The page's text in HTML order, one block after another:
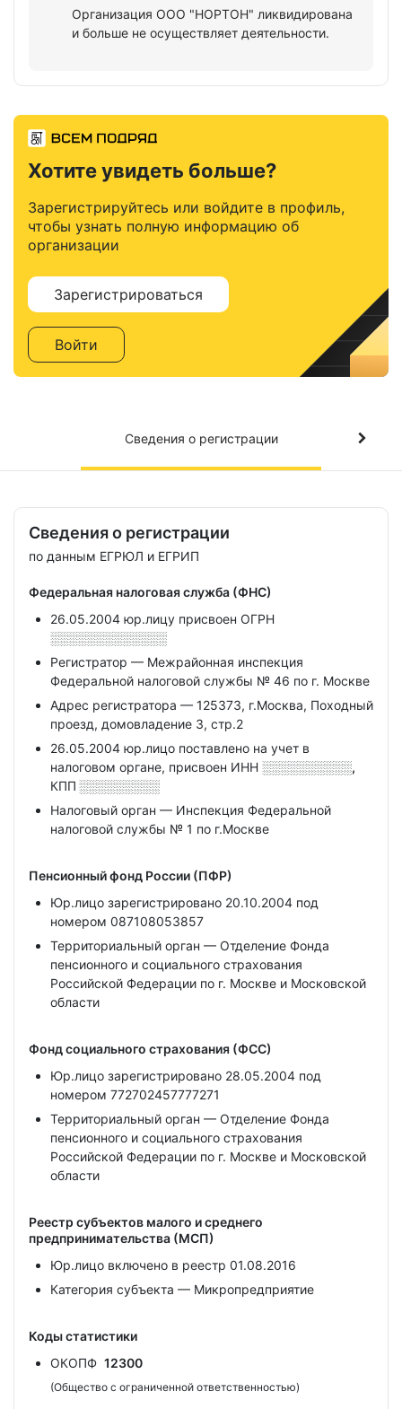
Организация ООО "НОРТОН" ликвидирована
и больше не осуществляет деятельности.
Хотите увидеть больше?
Зарегистрируйтесь или войдите в профиль,
чтобы узнать полную информацию об
организации
Зарегистрироваться
Войти
Сведения о регистрации
Сведения о регистрации
по данным ЕГРЮЛ и ЕГРИП
Федеральная налоговая служба (ФНС)
26.05.2004 юр.лицу присвоен ОГРН
░░░░░░░░░░░░░
Регистратор — Межрайонная инспекция
Федеральной налоговой службы № 46 по г. Москве
Адрес регистратора — 125373, г.Москва, Походный
проезд, домовладение 3, стр.2
26.05.2004 юр.лицо поставлено на учет в
налоговом органе, присвоен ИНН ░░░░░░░░░░,
КПП ░░░░░░░░░
Налоговый орган — Инспекция Федеральной
налоговой службы № 1 по г.Москве
Пенсионный фонд России (ПФР)
Юр.лицо зарегистрировано 20.10.2004 под
номером 087108053857
Территориальный орган — Отделение Фонда
пенсионного и социального страхования
Российской Федерации по г. Москве и Московской
области
Фонд социального страхования (ФСС)
Юр.лицо зарегистрировано 28.05.2004 под
номером 772702457777271
Территориальный орган — Отделение Фонда
пенсионного и социального страхования
Российской Федерации по г. Москве и Московской
области
Реестр субъектов малого и среднего
предпринимательства (МСП)
Юр.лицо включено в реестр 01.08.2016
Категория субъекта — Микропредприятие
Коды статистики
ОКОПФ 12300
(Общество с ограниченной ответственностью)